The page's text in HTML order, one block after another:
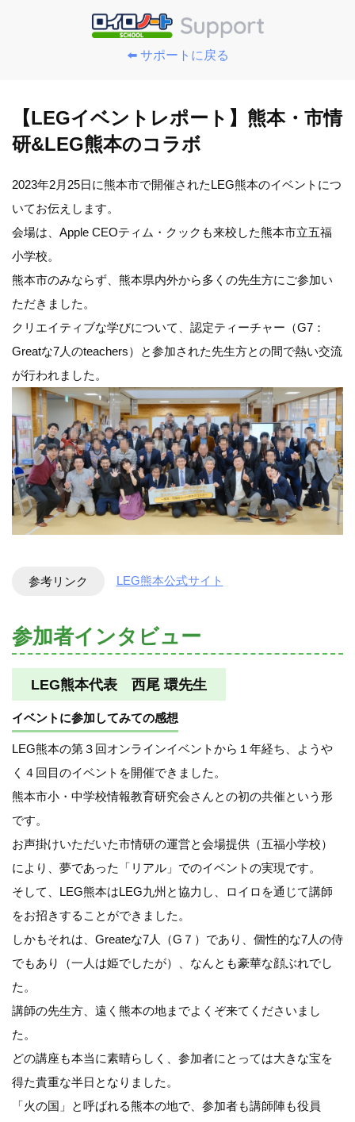
⬅️ サポートに戻る
【LEGイベントレポート】熊本・市情
研&LEG熊本のコラボ
2023年2月25日に熊本市で開催されたLEG熊本のイベントにつ
いてお伝えします。
会場は、Apple CEOティム・クックも来校した熊本市立五福
小学校。
熊本市のみならず、熊本県内外から多くの先生方にご参加い
ただきました。
クリエイティブな学びについて、認定ティーチャー（G7：
Greatな7人のteachers）と参加された先生方との間で熱い交流
が行われました。
参考リンク LEG熊本公式サイト
参加者インタビュー
LEG熊本代表 西尾 環先生
イベントに参加してみての感想
LEG熊本の第３回オンラインイベントから１年経ち、ようや
く４回目のイベントを開催できました。
熊本市小・中学校情報教育研究会さんとの初の共催という形
です。
お声掛けいただいた市情研の運営と会場提供（五福小学校）
により、夢であった「リアル」でのイベントの実現です。
そして、LEG熊本はLEG九州と協力し、ロイロを通じて講師
をお招きすることができました。
しかもそれは、Greateな7人（G７）であり、個性的な7人の侍
でもあり（一人は姫でしたが）、なんとも豪華な顔ぶれでし
た。
講師の先生方、遠く熊本の地までよくぞ来てくださいまし
た。
どの講座も本当に素晴らしく、参加者にとっては大きな宝を
得た貴重な半日となりました。
「火の国」と呼ばれる熊本の地で、参加者も講師陣も役員